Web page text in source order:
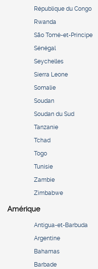
République du Congo
Rwanda
São Tomé-et-Principe
Sénégal
Seychelles
Sierra Leone
Somalie
Soudan
Soudan du Sud
Tanzanie
Tchad
Togo
Tunisie
Zambie
Zimbabwe
Amérique
Antigua-et-Barbuda
Argentine
Bahamas
Barbade